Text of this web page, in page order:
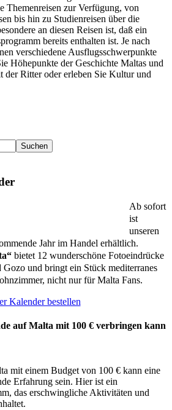
Themenreisen zur Verfügung, von
bis hin zu Studienreisen über die
an diesen Reisen ist, daß ein
bereits enthalten ist. Je nach
verschiedene Ausflugsschwerpunkte
Höhepunkte der Geschichte Maltas und
der Ritter oder erleben Sie Kultur und
Suchen
Ab sofort
ist
unseren
Jahr im Handel erhältlich.
bietet 12 wunderschöne Fotoeindrücke
und bringt ein Stück mediterranes
nicht nur für Malta Fans.
Kalender bestellen
auf Malta mit 100 € verbringen kann
mit einem Budget von 100 € kann eine
Erfahrung sein. Hier ist ein
das erschwingliche Aktivitäten und